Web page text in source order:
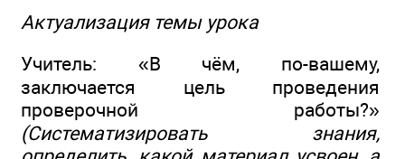
Актуализация темы урока
Учитель: «В чём, по-вашему,
заключается цель проведения
проверочной работы?»
(Систематизировать знания,